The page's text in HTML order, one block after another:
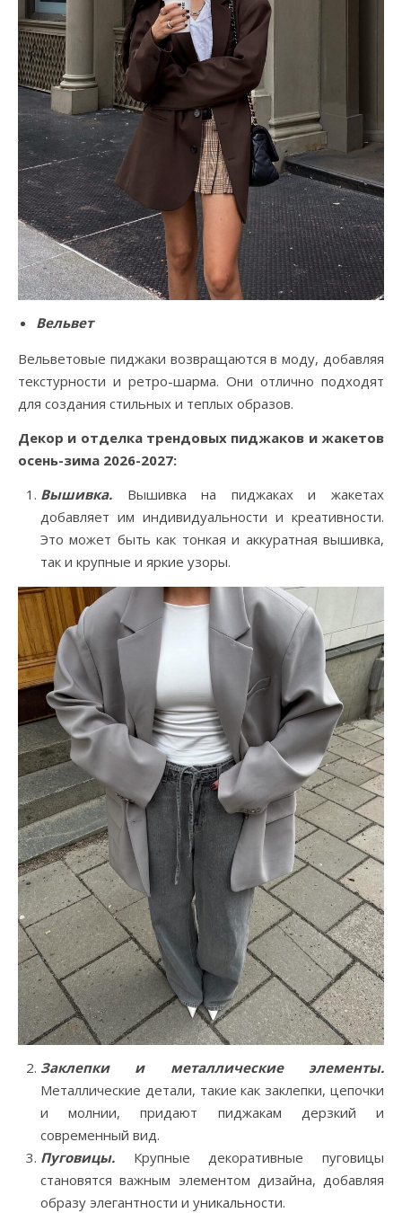
Вельвет
Вельветовые пиджаки возвращаются в моду, добавляя
текстурности и ретро-шарма. Они отлично подходят
для создания стильных и теплых образов.
Декор и отделка трендовых пиджаков и жакетов
осень-зима 2026-2027:
Вышивка. Вышивка на пиджаках и жакетах
добавляет им индивидуальности и креативности.
Это может быть как тонкая и аккуратная вышивка,
так и крупные и яркие узоры.
Заклепки и металлические элементы.
Металлические детали, такие как заклепки, цепочки
и молнии, придают пиджакам дерзкий и
современный вид.
Пуговицы. Крупные декоративные пуговицы
становятся важным элементом дизайна, добавляя
образу элегантности и уникальности.